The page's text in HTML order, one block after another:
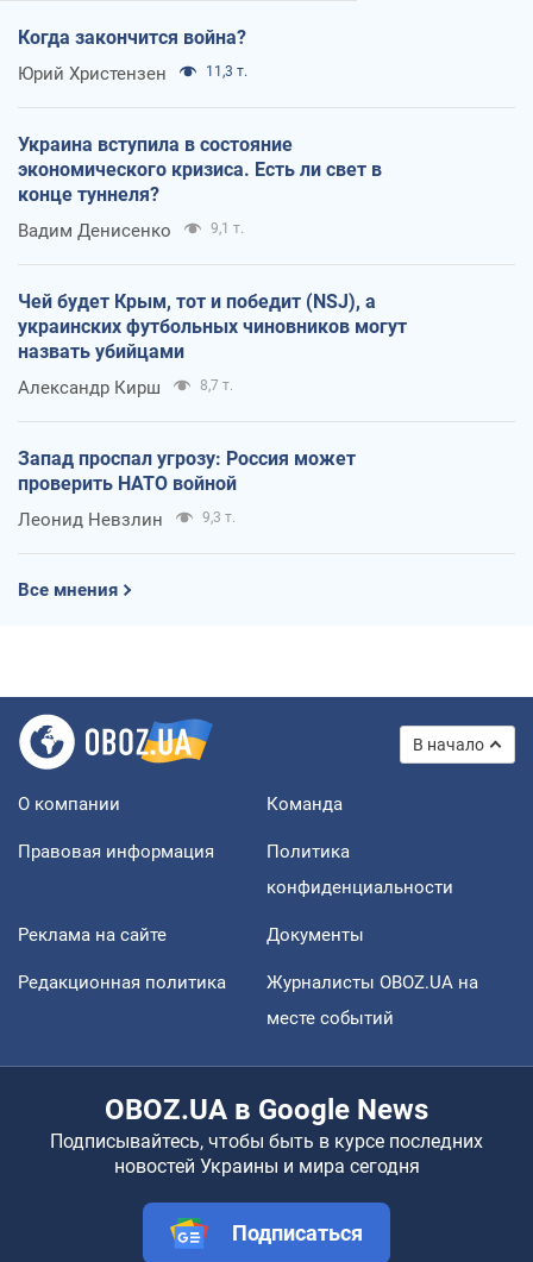
Когда закончится война?
Юрий Христензен 11,3 т.
Украина вступила в состояние
экономического кризиса. Есть ли свет в
конце туннеля?
Вадим Денисенко 9,1 т.
Чей будет Крым, тот и победит (NSJ), а
украинских футбольных чиновников могут
назвать убийцами
Александр Кирш 8,7 т.
Запад проспал угрозу: Россия может
проверить НАТО войной
Леонид Невзлин 9,3 т.
Все мнения
В начало
О компании Команда
Правовая информация
Политика
конфиденциальности
Реклама на сайте Документы
Редакционная политика
Журналисты OBOZ.UA на
месте событий
OBOZ.UA в Google News
Подписывайтесь, чтобы быть в курсе последних
новостей Украины и мира сегодня
Подписаться